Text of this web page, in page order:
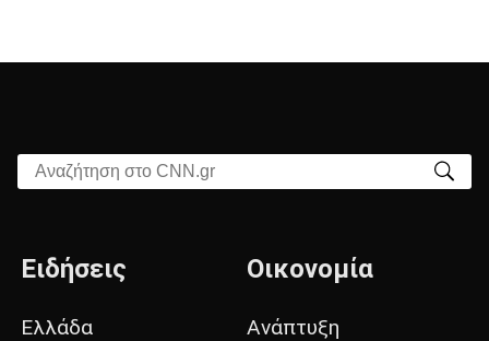
Αναζήτηση στο CNN.gr
Ειδήσεις
Ελλάδα
Οικονομία
Ανάπτυξη